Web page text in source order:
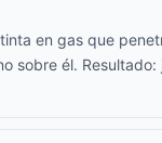
en gas que
sobre él.